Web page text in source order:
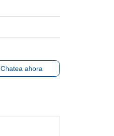
Chatea ahora